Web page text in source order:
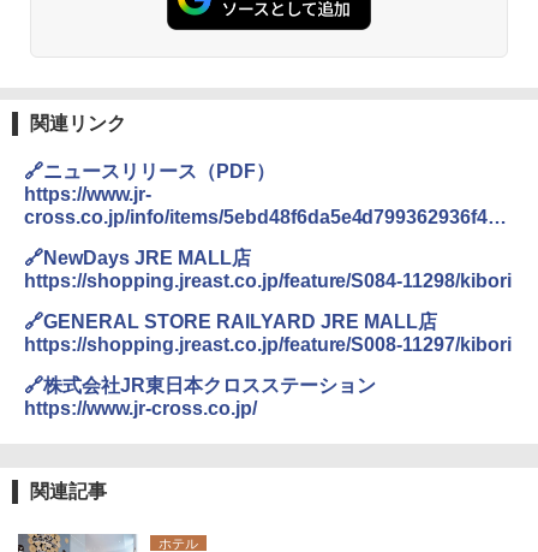
関連リンク
🔗ニュースリリース（PDF）
https://www.jr-
cross.co.jp/info/items/5ebd48f6da5e4d799362936f462
🔗NewDays JRE MALL店
https://shopping.jreast.co.jp/feature/S084-11298/kibori
🔗GENERAL STORE RAILYARD JRE MALL店
https://shopping.jreast.co.jp/feature/S008-11297/kibori
🔗株式会社JR東日本クロスステーション
https://www.jr-cross.co.jp/
関連記事
ホテル